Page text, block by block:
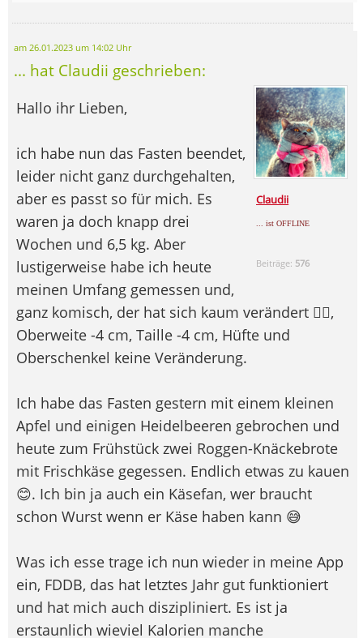
am 26.01.2023 um 14:02 Uhr
... hat Claudii geschrieben:
Claudii
... ist OFFLINE
Beiträge: 576
Hallo ihr Lieben,
ich habe nun das Fasten beendet,
leider nicht ganz durchgehalten,
aber es passt so für mich. Es
waren ja doch knapp drei
Wochen und 6,5 kg. Aber
lustigerweise habe ich heute
meinen Umfang gemessen und,
ganz komisch, der hat sich kaum verändert 🤷‍♀️,
Oberweite -4 cm, Taille -4 cm, Hüfte und
Oberschenkel keine Veränderung.
Ich habe das Fasten gestern mit einem kleinen
Apfel und einigen Heidelbeeren gebrochen und
heute zum Frühstück zwei Roggen-Knäckebrote
mit Frischkäse gegessen. Endlich etwas zu kauen
😊. Ich bin ja auch ein Käsefan, wer braucht
schon Wurst wenn er Käse haben kann 😅
Was ich esse trage ich nun wieder in meine App
ein, FDDB, das hat letztes Jahr gut funktioniert
und hat mich auch diszipliniert. Es ist ja
erstaunlich wieviel Kalorien manche